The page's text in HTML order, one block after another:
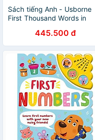
Sách tiếng Anh - Usborne
First Thousand Words in
445.500 đ